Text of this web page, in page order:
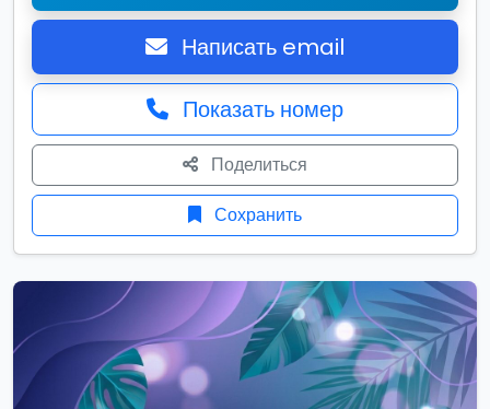
Написать email
Показать номер
Поделиться
Сохранить